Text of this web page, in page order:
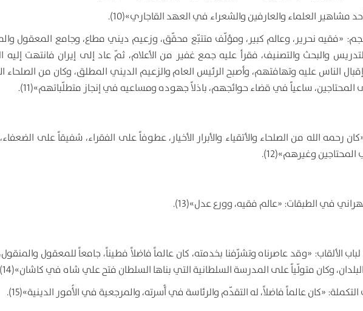
«فقيه نحرير، وعالم كبير، ومؤلّف متتبّع محقّق، وزعيم ديني مطاع، وجامع المعقول
والبحث والتصنيف، فقرأ عليه جمع غفير من الأعلام، ثمّ عاد إلى إيران فانتهت إليه
الناس عليه وتهافتهم، وأصبح الرئيس العام والزعيم الديني المطلق، وكان من الصلحاء
المحتاجين، ساعياً في قضاء حوائجهم، باذلاً جهوده ومساعيه في إنجاز متطلّباتهم»(11).
الله من الصلحاء والأتقياء والأبرار الأخيار، عطوفاً على الفقراء، شفيقاً على
وغيرهم»(12).
في الطبقات: «عالم فقيه، وورع عدل»(13).
الألقاب: «وقد عاصرناه وتشرّفنا بخدمته، كان عالماً فاضلاً فطيناً، جامعاً للمعقول
وكان متولّياً على المدرسة السلطانية التي بناها السلطان فتح علي شاه في كاشان»(14).